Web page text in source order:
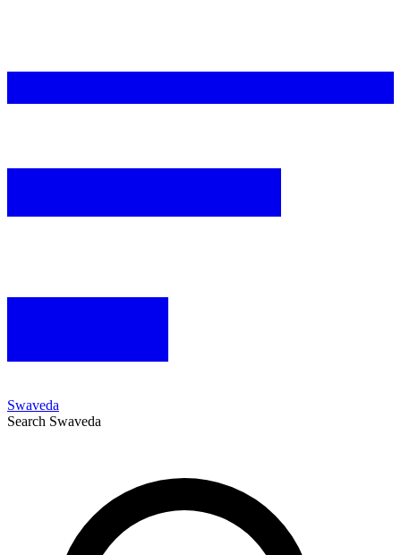
Swaveda
Search Swaveda